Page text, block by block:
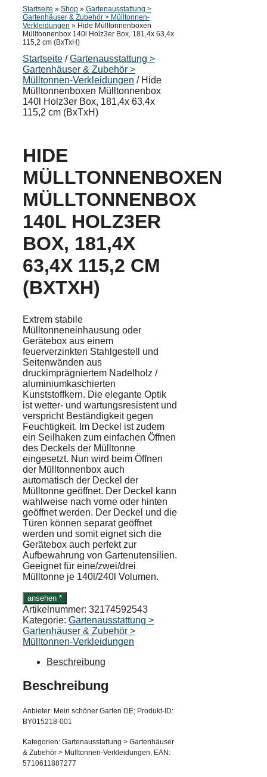
Startseite » Shop » Gartenausstattung >
Gartenhäuser & Zubehör > Mülltonnen-
Verkleidungen » Hide Mülltonnenboxen
Mülltonnenbox 140l Holz3er Box, 181,4x 63,4x
115,2 cm (BxTxH)
Startseite /Gartenausstattung >
Gartenhäuser & Zubehör >
Mülltonnen-Verkleidungen / Hide
Mülltonnenboxen Mülltonnenbox
140l Holz3er Box, 181,4x 63,4x
115,2 cm (BxTxH)
HIDE
MÜLLTONNENBOXEN
MÜLLTONNENBOX
140L HOLZ3ER
BOX, 181,4X
63,4X 115,2 CM
(BXTXH)
Extrem stabile
Mülltonneneinhausung oder
Gerätebox aus einem
feuerverzinkten Stahlgestell und
Seitenwänden aus
druckimprägniertem Nadelholz /
aluminiumkaschierten
Kunststoffkern. Die elegante Optik
ist wetter- und wartungsresistent und
verspricht Beständigkeit gegen
Feuchtigkeit. Im Deckel ist zudem
ein Seilhaken zum einfachen Öffnen
des Deckels der Mülltonne
eingesetzt. Nun wird beim Öffnen
der Mülltonnenbox auch
automatisch der Deckel der
Mülltonne geöffnet. Der Deckel kann
wahlweise nach vorne oder hinten
geöffnet werden. Der Deckel und die
Türen können separat geöffnet
werden und somit eignet sich die
Gerätebox auch perfekt zur
Aufbewahrung von Gartenutensilien.
Geeignet für eine/zwei/drei
Mülltonne je 140l/240l Volumen.
ansehen *
Artikelnummer: 32174592543
Kategorie: Gartenausstattung >
Gartenhäuser & Zubehör >
Mülltonnen-Verkleidungen
Beschreibung
Beschreibung
Anbieter: Mein schöner Garten DE; Produkt-ID:
BY015218-001
Kategorien: Gartenausstattung > Gartenhäuser
& Zubehör > Mülltonnen-Verkleidungen, EAN:
5710611887277